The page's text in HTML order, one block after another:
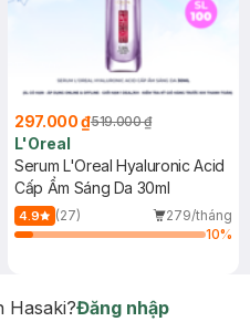
297.000 ₫519.000 ₫
L'Oreal
Serum L'Oreal Hyaluronic Acid
Cấp Ẩm Sáng Da 30ml
4.9 (27)
279/tháng
10%
Hasaki?Đăng nhập